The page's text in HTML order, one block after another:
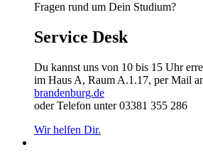
Fragen rund um Dein Studium?
Service Desk
Du kannst uns von 10 bis 15 Uhr
im Haus A, Raum A.1.17, per Mail
brandenburg.de
oder Telefon unter 03381 355 286
Wir helfen Dir.